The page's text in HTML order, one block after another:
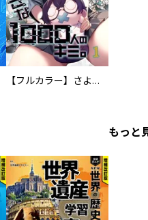
【フルカラー】さよなら、私の大好きな１０００人のキミ。
もっと